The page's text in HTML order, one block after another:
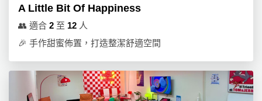
A Little Bit Of Happiness
👥 適合 2 至 12 人
🎉 手作甜蜜佈置，打造整潔舒適空間